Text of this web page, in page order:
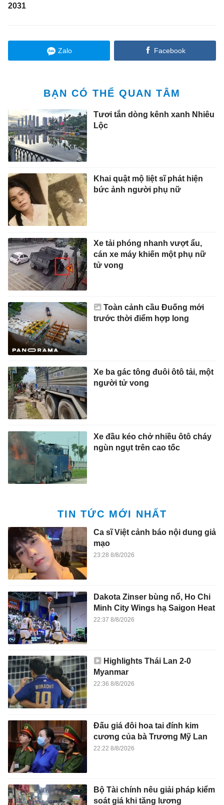
2031
Zalo Facebook
BẠN CÓ THỂ QUAN TÂM
Tươi tắn dòng kênh xanh Nhiêu
Lộc
Khai quật mộ liệt sĩ phát hiện
bức ảnh người phụ nữ
Xe tải phóng nhanh vượt ẩu,
cán xe máy khiến một phụ nữ
tử vong
Toàn cảnh cầu Đuống mới
trước thời điểm hợp long
Xe ba gác tông đuôi ôtô tải, một
người tử vong
Xe đầu kéo chở nhiều ôtô cháy
ngùn ngụt trên cao tốc
TIN TỨC MỚI NHẤT
Ca sĩ Việt cảnh báo nội dung giả
mạo
23:28 8/8/2026
Dakota Zinser bùng nổ, Ho Chi
Minh City Wings hạ Saigon Heat
22:37 8/8/2026
Highlights Thái Lan 2-0
Myanmar
22:36 8/8/2026
Đấu giá đôi hoa tai đính kim
cương của bà Trương Mỹ Lan
22:22 8/8/2026
Bộ Tài chính nêu giải pháp kiểm
soát giá khi tăng lương